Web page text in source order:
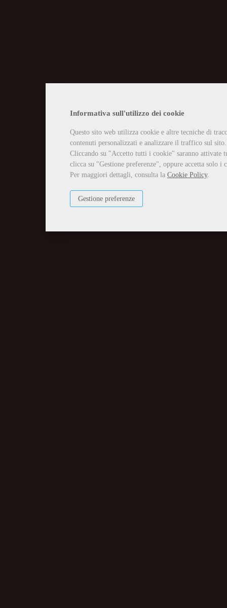
Informativa sull'utilizzo dei cookie
Questo sito web utilizza cookie e altre tecniche di
contenuti personalizzati e analizzare il traffico sul sito.
Cliccando su "Accetto tutti i cookie" saranno attivate
clicca su "Gestione preferenze", oppure accetta solo
Per maggiori dettagli, consulta la Cookie Policy.
Gestione preferenze
CHIUSURA
Vi informiamo che la casa
Tutti gli ordini ricevuti in tali
Per qualsiasi necessità